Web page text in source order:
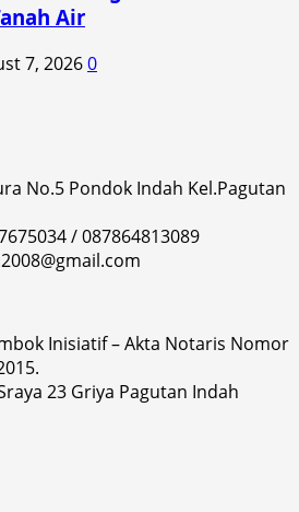
Air
7, 20260
No.5 Pondok Indah Kel.Pagutan
/ 087864813089
Inisiatif – Akta Notaris Nomor
23 Griya Pagutan Indah